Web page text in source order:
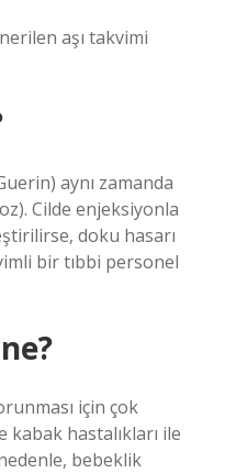
aşı takvimi
aynı zamanda
Cilde enjeksiyonla
doku hasarı
bir tıbbi personel
için çok
kabak hastalıkları ile
nedenle, bebeklik